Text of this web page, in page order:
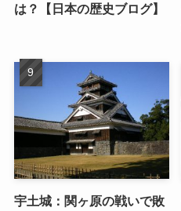
は？【日本の歴史ブログ】
宇土城：関ヶ原の戦いで敗